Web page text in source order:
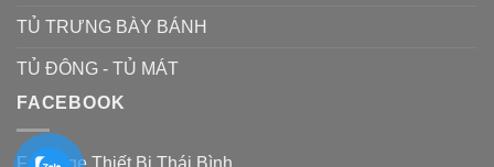
TỦ TRƯNG BÀY BÁNH
TỦ ĐÔNG - TỦ MÁT
FACEBOOK
Fanpage Thiết Bị Thái Bình